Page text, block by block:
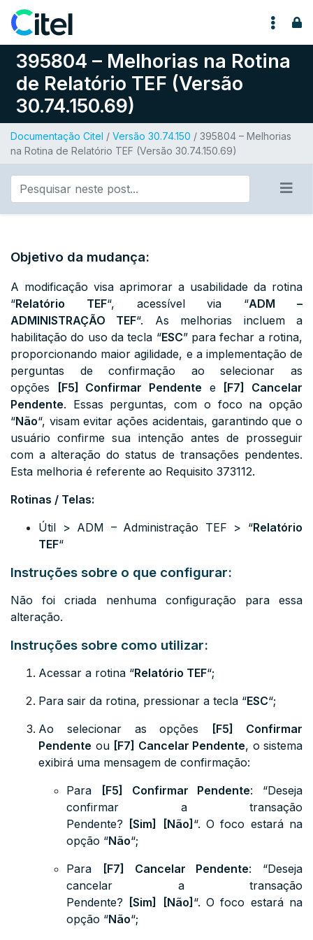
Pular para o conteúdo
395804 – Melhorias na Rotina
de Relatório TEF (Versão
30.74.150.69)
Documentação Citel / Versão 30.74.150 / 395804 – Melhorias
na Rotina de Relatório TEF (Versão 30.74.150.69)
Objetivo da mudança:
A modificação visa aprimorar a usabilidade da rotina
“Relatório TEF“, acessível via “ADM –
ADMINISTRAÇÃO TEF“. As melhorias incluem a
habilitação do uso da tecla “ESC” para fechar a rotina,
proporcionando maior agilidade, e a implementação de
perguntas de confirmação ao selecionar as
opções
[F5] Confirmar Pendente e
[F7] Cancelar
Pendente. Essas perguntas, com o foco na opção
“Não“, visam evitar ações acidentais, garantindo que o
usuário confirme sua intenção antes de prosseguir
com a alteração do status de transações pendentes.
Esta melhoria é referente ao Requisito 373112.
Rotinas / Telas:
Útil > ADM – Administração TEF > “Relatório
TEF“
Instruções sobre o que configurar:
Não foi criada nenhuma configuração para essa
alteração.
Instruções sobre como utilizar:
Acessar a rotina “Relatório TEF“;
Para sair da rotina, pressionar a tecla “ESC“;
Ao selecionar as opções
[F5] Confirmar
Pendente ou [F7] Cancelar Pendente, o sistema
exibirá uma mensagem de confirmação:
Para
[F5] Confirmar Pendente: “Deseja
confirmar a transação
Pendente?
[Sim] [Não] “. O foco estará na
opção “Não“;
Para
[F7] Cancelar Pendente: “Deseja
cancelar a transação
Pendente?
[Sim] [Não] “. O foco estará na
opção “Não“;